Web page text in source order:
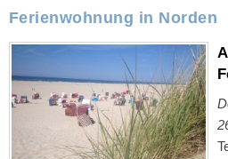
Ferienwohnung in Norden